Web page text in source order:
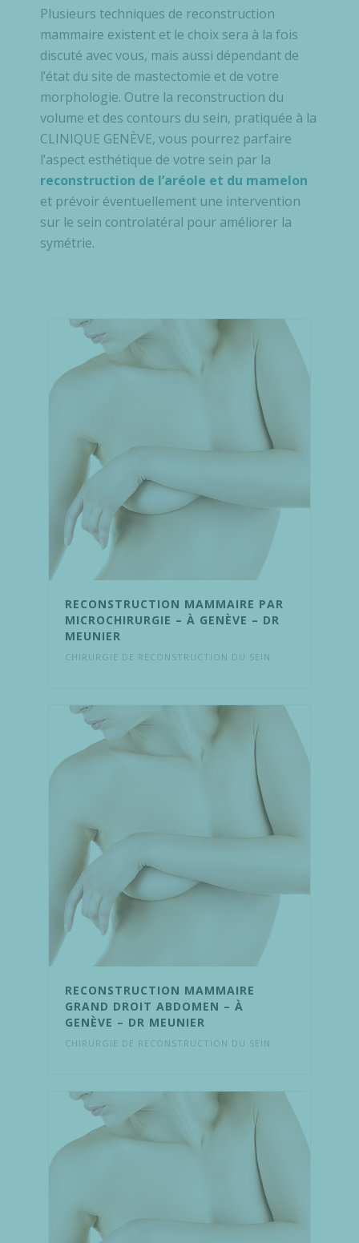
Plusieurs techniques de reconstruction
mammaire existent et le choix sera à la fois
discuté avec vous, mais aussi dépendant de
l’état du site de mastectomie et de votre
morphologie. Outre la reconstruction du
volume et des contours du sein, pratiquée à la
CLINIQUE GENÈVE, vous pourrez parfaire
l’aspect esthétique de votre sein par la
reconstruction de l’aréole et du mamelon
et prévoir éventuellement une intervention
sur le sein controlatéral pour améliorer la
symétrie.
RECONSTRUCTION MAMMAIRE PAR
MICROCHIRURGIE – À GENÈVE – DR
MEUNIER
CHIRURGIE DE RECONSTRUCTION DU SEIN
RECONSTRUCTION MAMMAIRE
GRAND DROIT ABDOMEN – À
GENÈVE – DR MEUNIER
CHIRURGIE DE RECONSTRUCTION DU SEIN